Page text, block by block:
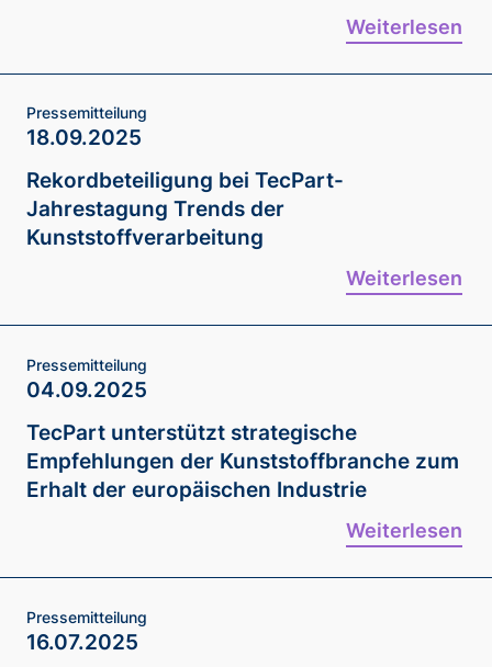
Weiterlesen
Pressemitteilung
18.09.2025
Rekordbeteiligung bei TecPart-
Jahrestagung Trends der
Kunststoffverarbeitung
Weiterlesen
Pressemitteilung
04.09.2025
TecPart unterstützt strategische
Empfehlungen der Kunststoffbranche zum
Erhalt der europäischen Industrie
Weiterlesen
Pressemitteilung
16.07.2025